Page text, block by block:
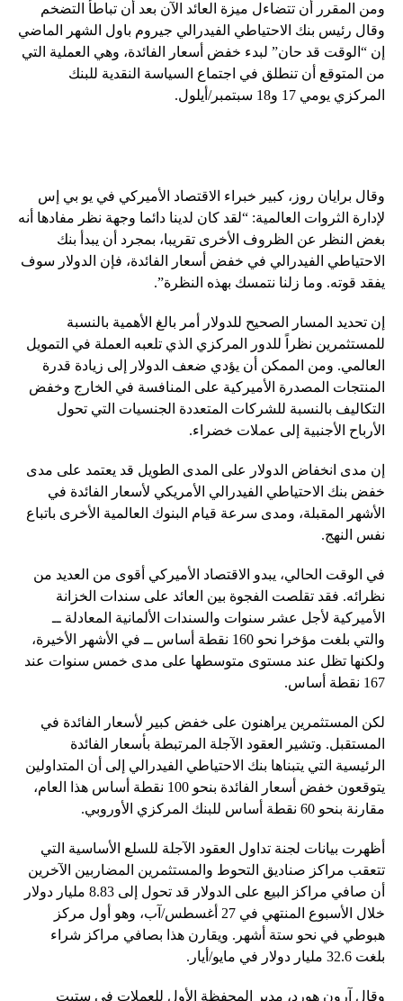
ومن المقرر أن تتضاءل ميزة العائد الآن بعد أن تباطأ التضخم
وقال رئيس بنك الاحتياطي الفيدرالي جيروم باول الشهر الماضي
إن “الوقت قد حان” لبدء خفض أسعار الفائدة، وهي العملية التي
من المتوقع أن تنطلق في اجتماع السياسة النقدية للبنك
المركزي يومي 17 و18 سبتمبر/أيلول.
وقال برايان روز، كبير خبراء الاقتصاد الأميركي في يو بي إس
لإدارة الثروات العالمية: “لقد كان لدينا دائما وجهة نظر مفادها أنه
بغض النظر عن الظروف الأخرى تقريبا، بمجرد أن يبدأ بنك
الاحتياطي الفيدرالي في خفض أسعار الفائدة، فإن الدولار سوف
يفقد قوته. وما زلنا نتمسك بهذه النظرة”.
إن تحديد المسار الصحيح للدولار أمر بالغ الأهمية بالنسبة
للمستثمرين نظراً للدور المركزي الذي تلعبه العملة في التمويل
العالمي. ومن الممكن أن يؤدي ضعف الدولار إلى زيادة قدرة
المنتجات المصدرة الأميركية على المنافسة في الخارج وخفض
التكاليف بالنسبة للشركات المتعددة الجنسيات التي تحول
الأرباح الأجنبية إلى عملات خضراء.
إن مدى انخفاض الدولار على المدى الطويل قد يعتمد على مدى
خفض بنك الاحتياطي الفيدرالي الأمريكي لأسعار الفائدة في
الأشهر المقبلة، ومدى سرعة قيام البنوك العالمية الأخرى باتباع
نفس النهج.
في الوقت الحالي، يبدو الاقتصاد الأميركي أقوى من العديد من
نظرائه. فقد تقلصت الفجوة بين العائد على سندات الخزانة
الأميركية لأجل عشر سنوات والسندات الألمانية المعادلة ــ
والتي بلغت مؤخرا نحو 160 نقطة أساس ــ في الأشهر الأخيرة،
ولكنها تظل عند مستوى متوسطها على مدى خمس سنوات عند
167 نقطة أساس.
لكن المستثمرين يراهنون على خفض كبير لأسعار الفائدة في
المستقبل. وتشير العقود الآجلة المرتبطة بأسعار الفائدة
الرئيسية التي يتبناها بنك الاحتياطي الفيدرالي إلى أن المتداولين
يتوقعون خفض أسعار الفائدة بنحو 100 نقطة أساس هذا العام،
مقارنة بنحو 60 نقطة أساس للبنك المركزي الأوروبي.
أظهرت بيانات لجنة تداول العقود الآجلة للسلع الأساسية التي
تتعقب مراكز صناديق التحوط والمستثمرين المضاربين الآخرين
أن صافي مراكز البيع على الدولار قد تحول إلى 8.83 مليار دولار
خلال الأسبوع المنتهي في 27 أغسطس/آب، وهو أول مركز
هبوطي في نحو ستة أشهر. ويقارن هذا بصافي مراكز شراء
بلغت 32.6 مليار دولار في مايو/أيار.
وقال آرون هورد، مدير المحفظة الأول للعملات في ستيت